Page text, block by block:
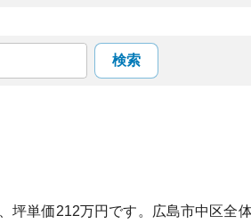
検索
坪単価212万円です。 広島市中区全